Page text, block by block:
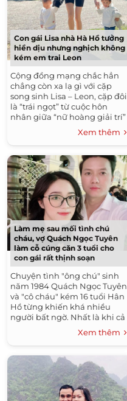
Con gái Lisa nhà Hà Hồ tưởng
hiền dịu nhưng nghịch không
kém em trai Leon
Cộng đồng mạng chắc hẳn
chẳng còn xa lạ gì với cặp
song sinh Lisa – Leon, cặp đôi
là “trái ngọt” từ cuộc hôn
nhân giữa “nữ hoàng giải trí”
Hồ Ngọc Hà và nam diễn viên
Xem thêm
Làm mẹ sau mối tình chú
cháu, vợ Quách Ngọc Tuyên
làm cỗ cúng căn 3 tuổi cho
con gái rất thịnh soạn
Chuyện tình "ông chú" sinh
năm 1984 Quách Ngọc Tuyên
và "cô cháu" kém 16 tuổi Hân
Hồ từng khiến khá nhiều
người bất ngờ. Nhất là khi cả
hai có con gái trước khi đăng
ký kết hôn và hiện giờ...
Xem thêm